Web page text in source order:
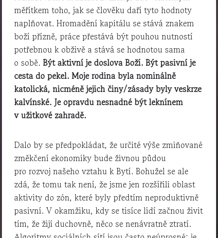
měřítkem toho, jak se člověku daří tyto hodnoty
naplňovat. Hromadění kapitálu se stává znakem
boží přízně, práce přestává být pouhou nutností
potřebnou k obživě a stává se hodnotou sama
o sobě.Být aktivní je doslova Boží. Být pasivní je
cesta do pekel. Moje rodina byla nominálně
katolická, nicméně jejich činy/zásady byly veskrze
kalvínské. Je opravdu nesnadné být leknínem
v užitkové zahradě.
Dalo by se předpokládat, že určité výše zmiňované
změkčení ekonomiky bude živnou půdou
pro rozvoj našeho vztahu k Bytí. Bohužel se ale
zdá, že tomu tak není, že jsme jen rozšířili oblast
aktivity do zón, které byly předtím neproduktivně
pasivní. V okamžiku, kdy se tisíce lidí začnou živit
tím, že žijí duchovně, něco se nenávratně ztratí.